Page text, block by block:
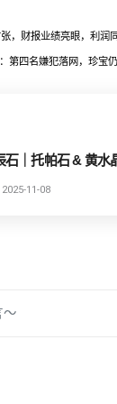
，财报业绩亮眼，利润
第四名嫌犯落网，珍宝
石｜托帕石 & 黄水
2025-11-08